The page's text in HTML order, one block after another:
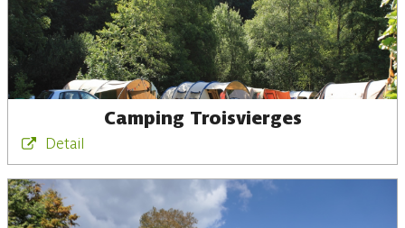
Camping Troisvierges
Detail